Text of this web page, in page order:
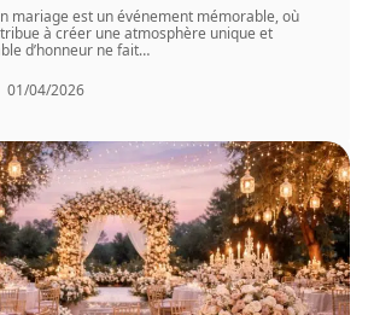
mariage est un événement mémorable, où
à créer une atmosphère unique et
d’honneur ne fait…
01/04/2026